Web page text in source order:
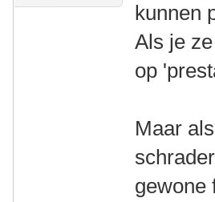
kunnen
Als je
op
Maar
gewone